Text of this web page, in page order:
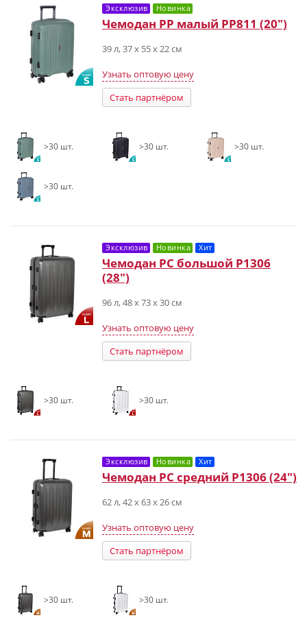
Эксклюзив Новинка
Чемодан PP малый РР811 (20")
39 л, 37 х 55 х 22 см
Узнать оптовую цену
Стать партнёром
>30 шт. >30 шт. >30 шт.
>30 шт.
Эксклюзив Новинка Хит
Чемодан PC большой Р1306
(28")
96 л, 48 х 73 х 30 см
Узнать оптовую цену
Стать партнёром
>30 шт. >30 шт.
Эксклюзив Новинка Хит
Чемодан PC средний Р1306 (24")
62 л, 42 х 63 х 26 см
Узнать оптовую цену
Стать партнёром
>30 шт. >30 шт.